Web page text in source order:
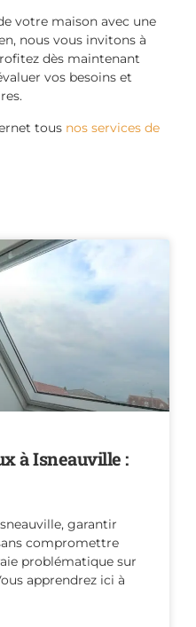
votre maison avec une
nous vous invitons à
dès maintenant
vos besoins et
tous nos services de
à Isneauville :
garantir
compromettre
problématique sur
apprendrez ici à